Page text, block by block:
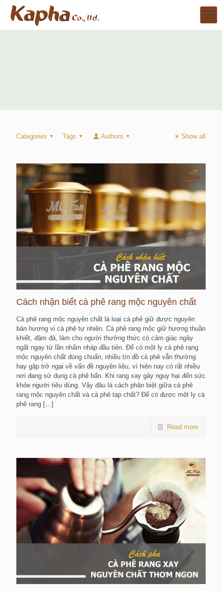
Categories Tags Authors Show all
Cách nhận biết cà phê rang mộc nguyên chất
Cà phê rang mộc nguyên chất là loại cà phê giữ được nguyên
bản hương vị cà phê tự nhiên. Cà phê rang mộc giữ hương thuần
khiết, đậm đà, làm cho người thưởng thức có cảm giác ngây
ngất ngay từ lần nhấm nháp đầu tiên. Để có một ly cà phê rạng
mộc nguyên chất đúng chuẩn, nhiều tín đồ cà phê vẫn thường
hay gặp trở ngại về vấn đề nguyên liệu, vì hiện nay có rất nhiều
nơi đang sử dụng cà phê bẩn. Khi rang xay gây nguy hại đến sức
khỏe người tiêu dùng. Vậy đâu là cách phân biệt giữa cà phê
rang mộc nguyên chất và cà phê tạp chất? Để có được một ly cà
phê rang […]
Read more